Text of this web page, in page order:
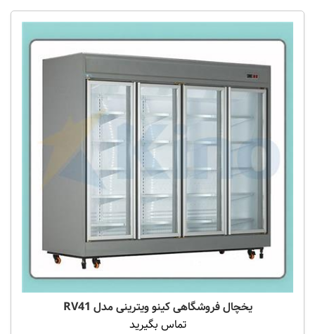
یخچال فروشگاهی کینو ویترینی مدل RV41
تماس بگیرید